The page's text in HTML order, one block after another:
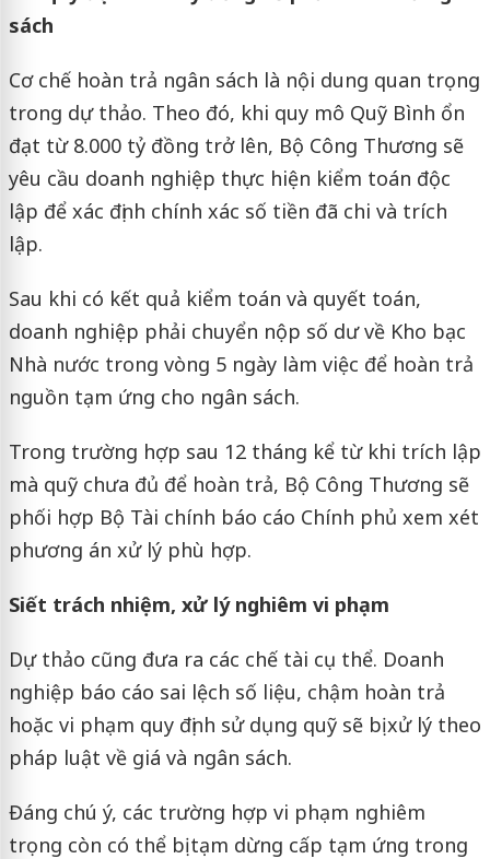
sách
Cơ chế hoàn trả ngân sách là nội dung quan trọng
trong dự thảo. Theo đó, khi quy mô Quỹ Bình ổn
đạt từ 8.000 tỷ đồng trở lên, Bộ Công Thương sẽ
yêu cầu doanh nghiệp thực hiện kiểm toán độc
lập để xác định chính xác số tiền đã chi và trích
lập.
Sau khi có kết quả kiểm toán và quyết toán,
doanh nghiệp phải chuyển nộp số dư về Kho bạc
Nhà nước trong vòng 5 ngày làm việc để hoàn trả
nguồn tạm ứng cho ngân sách.
Trong trường hợp sau 12 tháng kể từ khi trích lập
mà quỹ chưa đủ để hoàn trả, Bộ Công Thương sẽ
phối hợp Bộ Tài chính báo cáo Chính phủ xem xét
phương án xử lý phù hợp.
Siết trách nhiệm, xử lý nghiêm vi phạm
Dự thảo cũng đưa ra các chế tài cụ thể. Doanh
nghiệp báo cáo sai lệch số liệu, chậm hoàn trả
hoặc vi phạm quy định sử dụng quỹ sẽ bị xử lý theo
pháp luật về giá và ngân sách.
Đáng chú ý, các trường hợp vi phạm nghiêm
trọng còn có thể bị tạm dừng cấp tạm ứng trong